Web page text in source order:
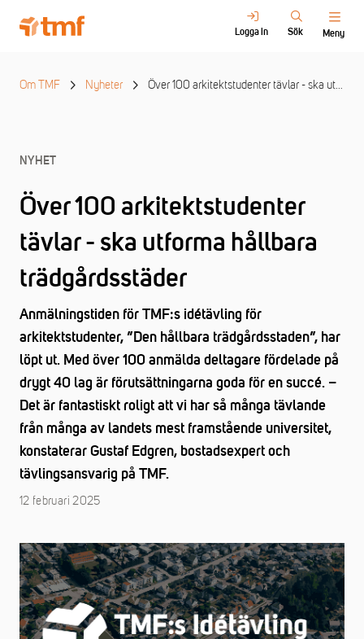
Logga in Sök Meny
Om TMF Nyheter Över 100 arkitektstudenter tävlar - ska utforma hållbara trädgårdsstäder
NYHET
Över 100 arkitektstudenter
tävlar - ska utforma hållbara
trädgårdsstäder
Anmälningstiden för TMF:s idétävling för
arkitektstudenter, ”Den hållbara trädgårdsstaden”, har
löpt ut. Med över 100 anmälda deltagare fördelade på
drygt 40 lag är förutsättningarna goda för en succé. –
Det är fantastiskt roligt att vi har så många tävlande
från många av landets mest framstående universitet,
konstaterar Gustaf Edgren, bostadsexpert och
tävlingsansvarig på TMF.
12 februari 2025